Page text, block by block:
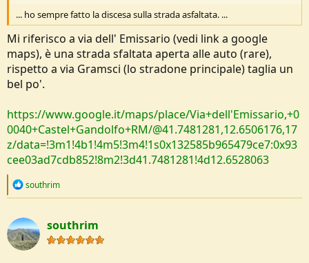
... ho sempre fatto la discesa sulla strada asfaltata. ...
Mi riferisco a via dell' Emissario (vedi link a google
maps), è una strada sfaltata aperta alle auto (rare),
rispetto a via Gramsci (lo stradone principale) taglia un
bel po'.
https://www.google.it/maps/place/Via+dell'Emissario,+0
0040+Castel+Gandolfo+RM/@41.7481281,12.6506176,17
z/data=!3m1!4b1!4m5!3m4!1s0x132585b965479ce7:0x93
cee03ad7cdb852!8m2!3d41.7481281!4d12.6528063
R
c
t
i
o
southrim
southrim